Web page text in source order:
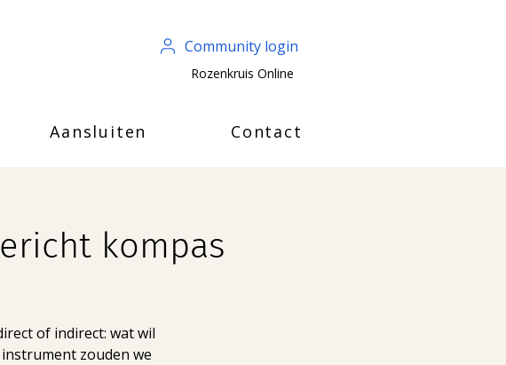
Community login
Rozenkruis Online
Aansluiten Contact
kompas
of indirect: wat wil
zouden we